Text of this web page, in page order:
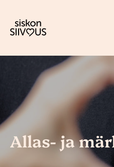
Allas- ja